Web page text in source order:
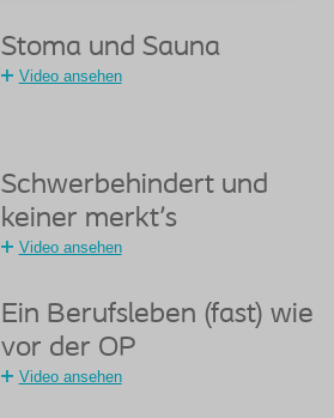
Stoma und Sauna
Video ansehen
Schwerbehindert und
keiner merkt's
Video ansehen
Ein Berufsleben (fast) wie
vor der OP
Video ansehen